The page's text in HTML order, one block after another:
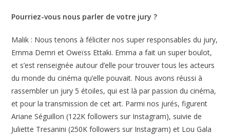
Pourriez-vous nous parler de votre jury ?
Malik : Nous tenons à féliciter nos super responsables du jury,
Emma Demri et Oweïss Ettaki. Emma a fait un super boulot,
et s’est renseignée autour d’elle pour trouver tous les acteurs
du monde du cinéma qu’elle pouvait. Nous avons réussi à
rassembler un jury 5 étoiles, qui est là par passion du cinéma,
et pour la transmission de cet art. Parmi nos jurés, figurent
Ariane Séguillon (122K followers sur Instagram), suivie de
Juliette Tresanini (250K followers sur Instagram) et Lou Gala